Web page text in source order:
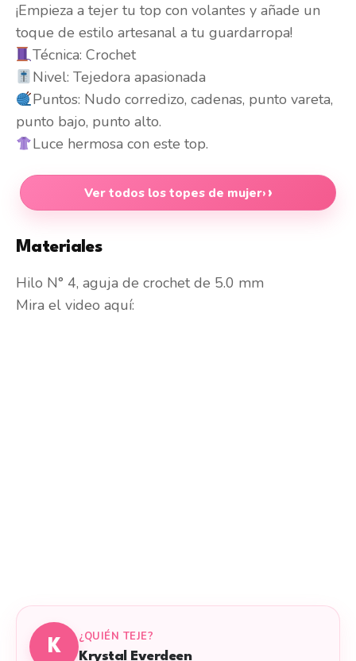
¡Empieza a tejer tu top con volantes y añade un
toque de estilo artesanal a tu guardarropa!
Técnica: Crochet
Nivel: Tejedora apasionada
Puntos: Nudo corredizo, cadenas, punto vareta,
punto bajo, punto alto.
Luce hermosa con este top.
Ver todos los topes de mujer›
Materiales
Hilo N° 4, aguja de crochet de 5.0 mm
Mira el video aquí:
K
¿QUIÉN TEJE?
Krystal Everdeen